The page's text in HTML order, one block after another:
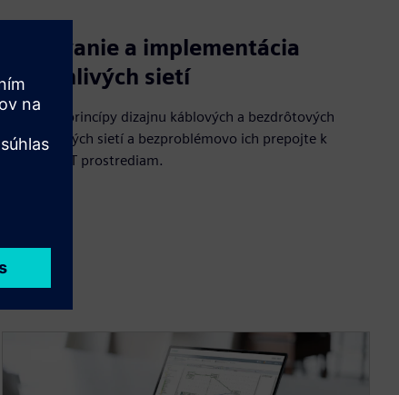
Plánovanie a implementácia
spoľahlivých sietí
Ovládajte princípy dizajnu káblových a bezdrôtových
priemyselných sietí a bezproblémovo ich prepojte k
firemným IT prostrediam.